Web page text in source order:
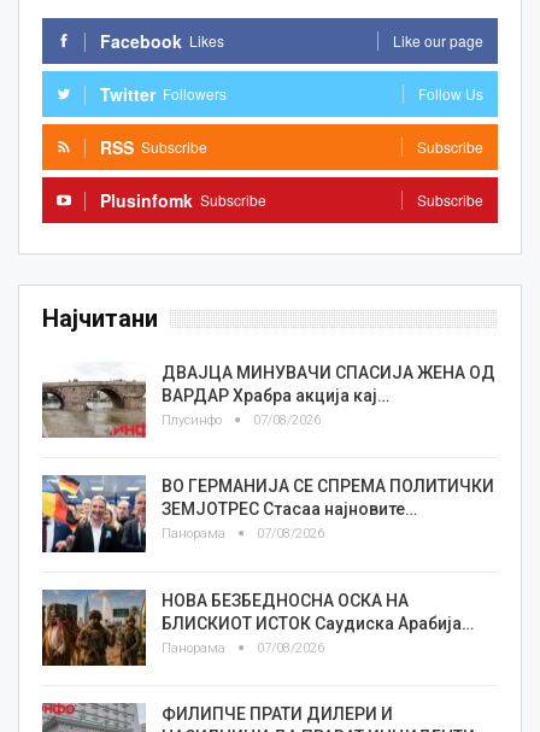
Facebook Likes Like our page
Twitter Followers Follow Us
RSS Subscribe Subscribe
Plusinfomk Subscribe Subscribe
Најчитани
ДВАЈЦА МИНУВАЧИ СПАСИЈА ЖЕНА ОД
ВАРДАР Храбра акција кај…
Плусинфо 07/08/2026
ВО ГЕРМАНИЈА СЕ СПРЕМА ПОЛИТИЧКИ
ЗЕМЈОТРЕС Стасаа најновите…
Панорама 07/08/2026
НОВА БЕЗБЕДНОСНА ОСКА НА
БЛИСКИОТ ИСТОК Саудиска Арабија…
Панорама 07/08/2026
ФИЛИПЧЕ ПРАТИ ДИЛЕРИ И